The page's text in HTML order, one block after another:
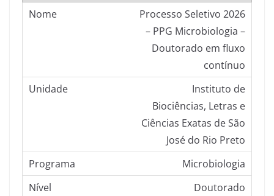
Processo Seletivo 2026
– PPG Microbiologia –
Doutorado em fluxo
contínuo
Instituto de
Biociências, Letras e
Ciências Exatas de São
José do Rio Preto
Microbiologia
Doutorado